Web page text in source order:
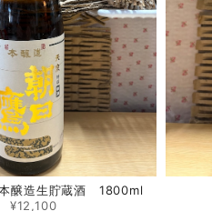
醸造生貯蔵酒 1800ml
¥12,100